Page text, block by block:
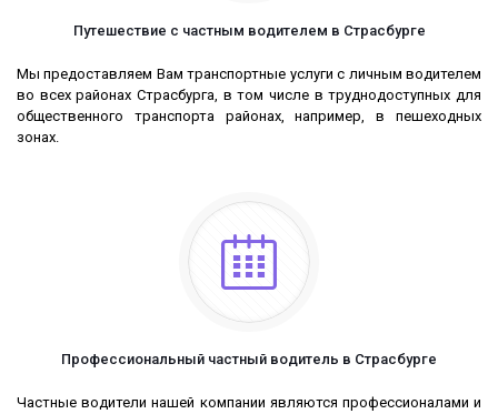
Путешествие с частным водителем в Страсбурге
Мы предоставляем Вам транспортные услуги с личным водителем
во всех районах Страсбурга, в том числе в труднодоступных для
общественного транспорта районах, например, в пешеходных
зонах.
Профессиональный частный водитель в Страсбурге
Частные водители нашей компании являются профессионалами и